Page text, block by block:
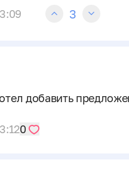
3
добавить
0